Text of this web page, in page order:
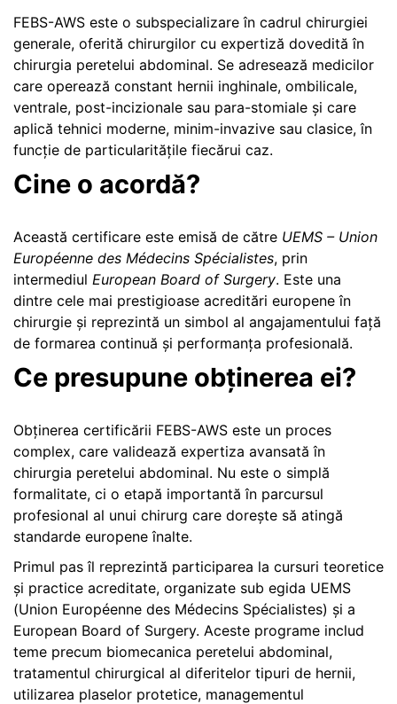
FEBS-AWS este o subspecializare în cadrul chirurgiei
generale, oferită chirurgilor cu expertiză dovedită în
chirurgia peretelui abdominal. Se adresează medicilor
care operează constant hernii inghinale, ombilicale,
ventrale, post-incizionale sau para-stomiale și care
aplică tehnici moderne, minim-invazive sau clasice, în
funcție de particularitățile fiecărui caz.
Cine o acordă?
Această certificare este emisă de către UEMS – Union
Européenne des Médecins Spécialistes, prin
intermediul European Board of Surgery. Este una
dintre cele mai prestigioase acreditări europene în
chirurgie și reprezintă un simbol al angajamentului față
de formarea continuă și performanța profesională.
Ce presupune obținerea ei?
Obținerea certificării FEBS-AWS este un proces
complex, care validează expertiza avansată în
chirurgia peretelui abdominal. Nu este o simplă
formalitate, ci o etapă importantă în parcursul
profesional al unui chirurg care dorește să atingă
standarde europene înalte.
Primul pas îl reprezintă participarea la cursuri teoretice
și practice acreditate, organizate sub egida UEMS
(Union Européenne des Médecins Spécialistes) și a
European Board of Surgery. Aceste programe includ
teme precum biomecanica peretelui abdominal,
tratamentul chirurgical al diferitelor tipuri de hernii,
utilizarea plaselor protetice, managementul